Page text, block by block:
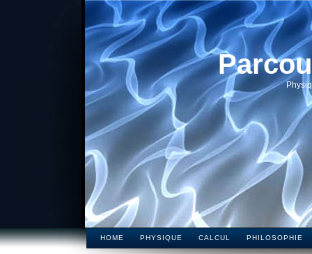
HOME PHYSIQUE CALCUL PHILOSOPHIE